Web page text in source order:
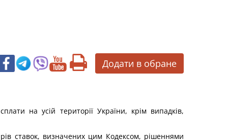
Додати в обране
на усій території України, крім випадків,
ставок, визначених цим Кодексом, рішеннями